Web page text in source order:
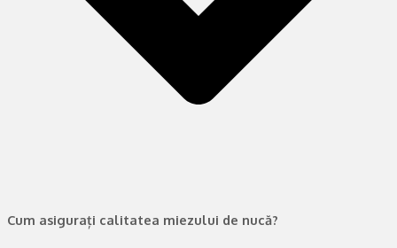
Cum asigurați calitatea miezului de nucă?